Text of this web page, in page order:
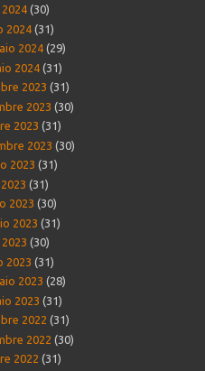
(30)
2024 (31)
2024 (29)
2024 (31)
2023 (31)
2023 (30)
2023 (31)
2023 (30)
2023 (31)
(31)
2023 (30)
2023 (31)
(30)
2023 (31)
2023 (28)
2023 (31)
2022 (31)
2022 (30)
2022 (31)